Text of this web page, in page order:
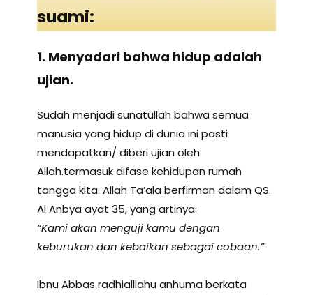
suami:
1. Menyadari bahwa hidup adalah
ujian.
Sudah menjadi sunatullah bahwa semua
manusia yang hidup di dunia ini pasti
mendapatkan/ diberi ujian oleh
Allah.termasuk difase kehidupan rumah
tangga kita. Allah Ta’ala berfirman dalam QS.
Al Anbya ayat 35, yang artinya:
“Kami akan menguji kamu dengan
keburukan dan kebaikan sebagai cobaan.”
Ibnu Abbas radhialllahu anhuma berkata